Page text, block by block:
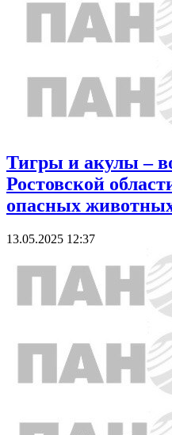
Тигры и акулы –
Ростовской
опасных
13.05.2025 12:37